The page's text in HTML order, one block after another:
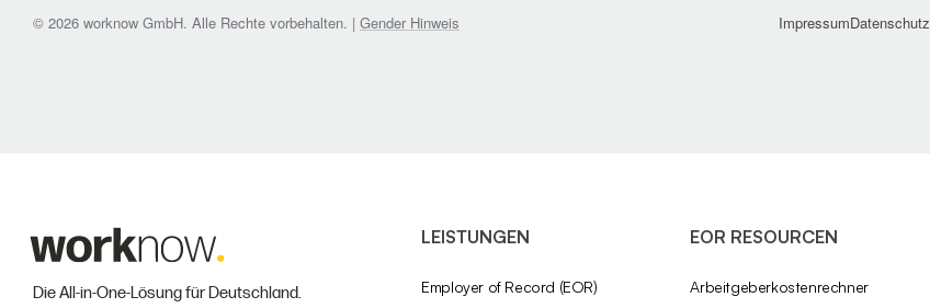
© 2026 worknow GmbH. Alle Rechte vorbehalten. | Gender Hinweis ImpressumDatenschutz
Die All-in-One-Lösung für Deutschland.
LEISTUNGEN
Employer of Record (EOR)
EOR RESOURCEN
Arbeitgeberkostenrechner